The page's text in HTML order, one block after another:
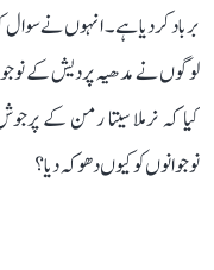
برباد کر دیا ہے۔ انہوں نے سوال
لوگوں نے مدھیہ پردیش کے
کیا کہ نرملا سیتا رمن کے
نوجوانوں کو کیوں دھوکہ دیا؟